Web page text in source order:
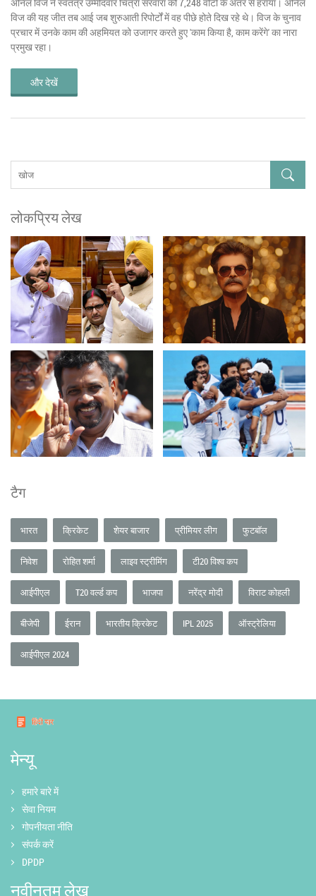
विज की यह जीत तब आई जब शुरुआती रिपोर्टों में वह पीछे होते दिख रहे थे। विज के चुनाव
प्रचार में उनके काम की अहमियत को उजागर करते हुए 'काम किया है, काम करेंगे' का नारा
प्रमुख रहा।
और देखें
लोकप्रिय लेख
टैग
भारत क्रिकेट शेयर बाजार प्रीमियर लीग फुटबॉल
निवेश रोहित शर्मा लाइव स्ट्रीमिंग टी20 विश्व कप
आईपीएल T20 वर्ल्ड कप भाजपा नरेंद्र मोदी विराट कोहली
बीजेपी ईरान भारतीय क्रिकेट IPL 2025 ऑस्ट्रेलिया
आईपीएल 2024
मेन्यू
हमारे बारे में
सेवा नियम
गोपनीयता नीति
संपर्क करें
DPDP
नवीनतम लेख